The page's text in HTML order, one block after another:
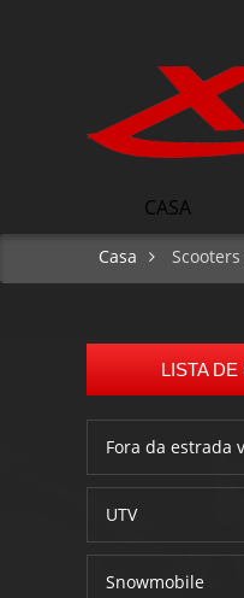
CASA
Casa
LISTA
Fora da estrada
UTV
Snowmobile